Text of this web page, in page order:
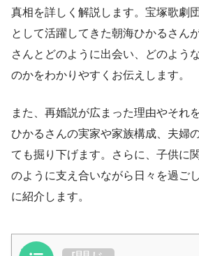
真相を詳しく解説します。宝塚歌劇
として活躍してきた朝海ひかるさん
さんとどのように出会い、どのよう
のかをわかりやすくお伝えします。
また、再婚説が広まった理由やそれ
ひかるさんの実家や家族構成、夫婦
ても掘り下げます。さらに、子供に
のように支え合いながら日々を過ご
に紹介します。